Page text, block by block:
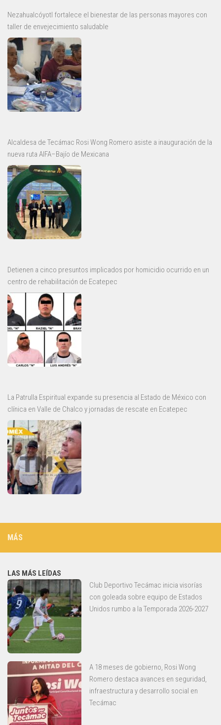
Nezahualcóyotl fortalece el bienestar de las personas mayores con
taller de envejecimiento saludable
Alcaldesa de Tecámac Rosi Wong Romero asiste a inauguración de la
nueva ruta AIFA–Bajío de Mexicana
Detienen a cinco presuntos implicados por homicidio ocurrido en un
centro de rehabilitación de Ecatepec
La Patrulla Espiritual expande su presencia al Estado de México con
clínica en Valle de Chalco y jornadas de rescate en Ecatepec
MÁS
LAS MÁS LEÍDAS
Club Deportivo Tecámac inicia visorías
con goleada sobre equipo de Estados
Unidos rumbo a la Temporada 2026-2027
A 18 meses de gobierno, Rosi Wong
Romero destaca avances en seguridad,
infraestructura y desarrollo social en
Tecámac